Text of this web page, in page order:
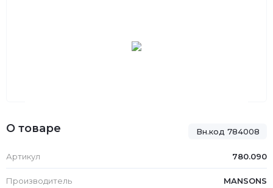
Вн.код 784008
О товаре
Артикул 780.090
Производитель MANSONS